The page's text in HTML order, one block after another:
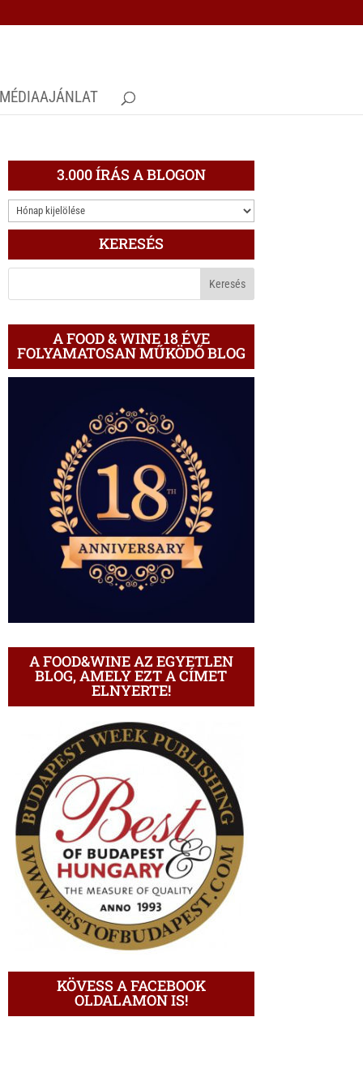
MÉDIAAJÁNLAT
3.000 ÍRÁS A BLOGON
3.000
ÍRÁS
BLOGON
KERESÉS
A FOOD & WINE 18 ÉVE
FOLYAMATOSAN MŰKÖDŐ BLOG
A FOOD&WINE AZ EGYETLEN
BLOG, AMELY EZT A CÍMET
ELNYERTE!
KÖVESS A FACEBOOK
OLDALAMON IS!